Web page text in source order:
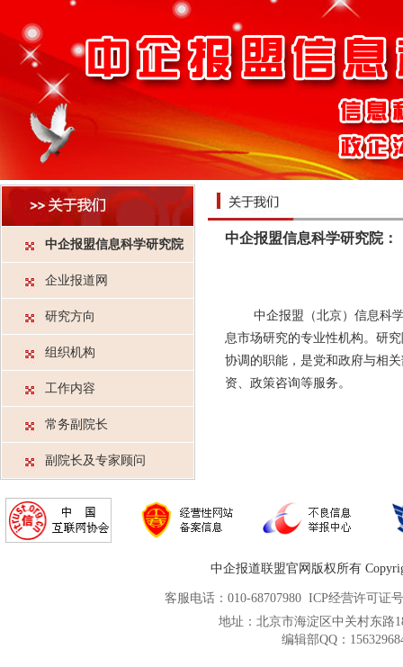
中企报盟信息科学研究院
企业报道网
研究方向
组织机构
工作内容
常务副院长
副院长及专家顾问
中企报盟信息科学研究院：
中企报盟（北京）信息科学
息市场研究的专业性机构。研
协调的职能，是党和政府与相
资、政策咨询等服务。
中企报道联盟官网版权所有
客服电话：010-68707980 ICP经营许可证
地址：北京市海淀区中关村东路
编辑部QQ：